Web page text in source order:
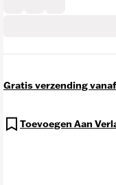
Gratis verzending
Toevoegen Aan